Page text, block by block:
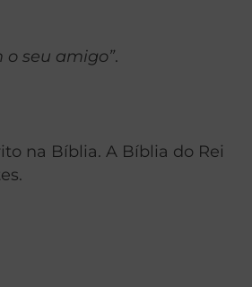
o seu amigo”.
na Bíblia. A Bíblia do Rei